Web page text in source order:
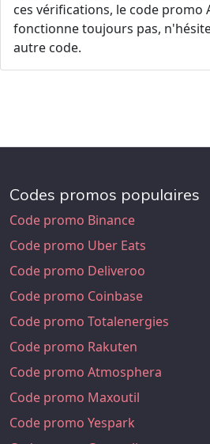
ces vérifications, le code promo
fonctionne toujours pas,
autre code.
Codes promos populaires
Code promo Binance
Code promo Uber Eats
Code promo Deliveroo
Code promo Coinbase
Code promo Totalenergies
Code promo Rakuten
Code promo Atmosphera
Code promo Maxoutil
Code promo Yespark